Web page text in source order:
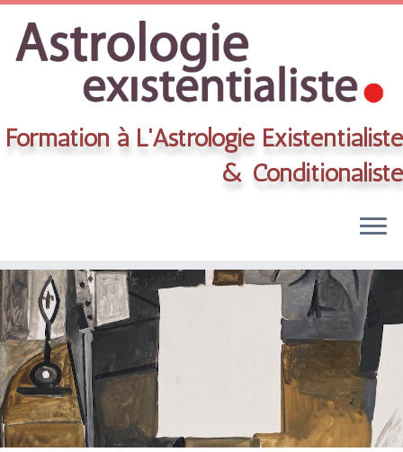
Skip
to
content
Formation à L'Astrologie Existentialiste
& Conditionaliste